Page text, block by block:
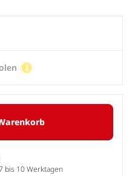
bis 10 Werktagen